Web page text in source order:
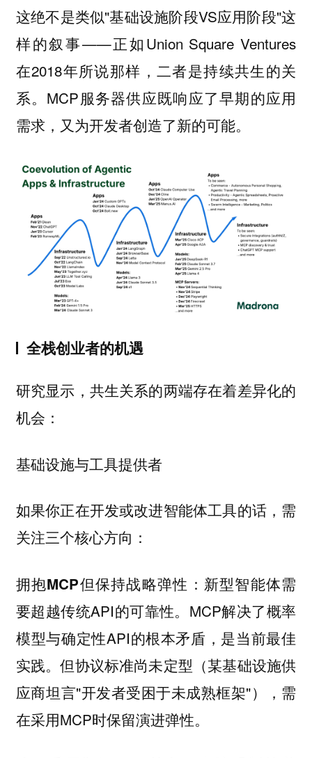
这绝不是类似"基础设施阶段VS应用阶段"这
样的叙事——正如Union Square Ventures
在2018年所说那样，二者是持续共生的关
系。MCP服务器供应既响应了早期的应用
需求，又为开发者创造了新的可能。
全栈创业者的机遇
研究显示，共生关系的两端存在着差异化的
机会：
基础设施与工具提供者
如果你正在开发或改进智能体工具的话，需
关注三个核心方向：
拥抱MCP但保持战略弹性 ：新型智能体需
要超越传统API的可靠性。MCP解决了概率
模型与确定性API的根本矛盾，是当前最佳
实践。但协议标准尚未定型（某基础设施供
应商坦言"开发者受困于未成熟框架"），需
在采用MCP时保留演进弹性。